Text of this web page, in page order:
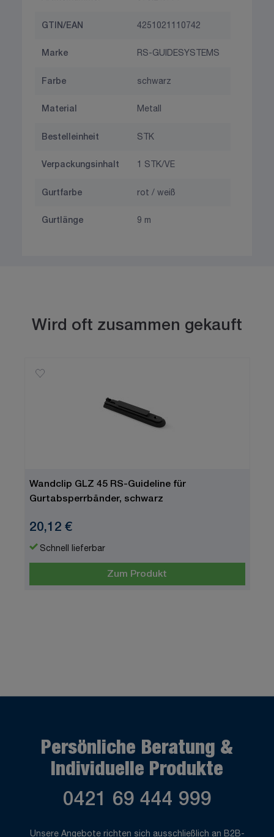
GTIN/EAN 4251021110742
Marke RS-GUIDESYSTEMS
Farbe schwarz
Material Metall
Bestelleinheit STK
Verpackungsinhalt 1 STK/VE
Gurtfarbe rot / weiß
Gurtlänge 9 m
Wird oft zusammen gekauft
Wandclip GLZ 45 RS-Guideline für
Gurtabsperrbänder, schwarz
20,12 €
Schnell lieferbar
Zum Produkt
Persönliche Beratung &
Individuelle Produkte
0421 69 444 999
Unsere Angebote richten sich ausschließlich an B2B-